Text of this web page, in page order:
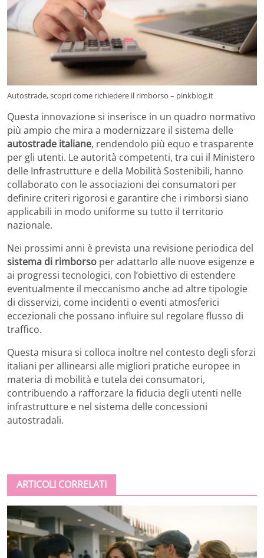
Autostrade, scopri come richiedere il rimborso – pinkblog.it
Questa innovazione si inserisce in un quadro normativo
più ampio che mira a modernizzare il sistema delle
autostrade italiane, rendendolo più equo e trasparente
per gli utenti. Le autorità competenti, tra cui il Ministero
delle Infrastrutture e della Mobilità Sostenibili, hanno
collaborato con le associazioni dei consumatori per
definire criteri rigorosi e garantire che i rimborsi siano
applicabili in modo uniforme su tutto il territorio
nazionale.
Nei prossimi anni è prevista una revisione periodica del
sistema di rimborso per adattarlo alle nuove esigenze e
ai progressi tecnologici, con l’obiettivo di estendere
eventualmente il meccanismo anche ad altre tipologie
di disservizi, come incidenti o eventi atmosferici
eccezionali che possano influire sul regolare flusso di
traffico.
Questa misura si colloca inoltre nel contesto degli sforzi
italiani per allinearsi alle migliori pratiche europee in
materia di mobilità e tutela dei consumatori,
contribuendo a rafforzare la fiducia degli utenti nelle
infrastrutture e nel sistema delle concessioni
autostradali.
ARTICOLI CORRELATI